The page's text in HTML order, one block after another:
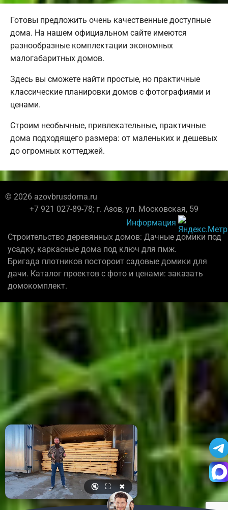
Готовы предложить очень качественные доступные
дома. На нашем официальном сайте имеются
разнообразные комплектации экономных
малогабаритных домов.
Здесь вы сможете найти простые, но практичные
классические планировки домов с фотографиями и
ценами.
Строим необычные, привлекательные, практичные
дома подходящего размера: от маленьких и дешевых
до огромных коттеджей.
© 2026 azovbrusdoma.ru
+7 921 027-89-78; г. Азов, ул. Московская, 59
Информация
Строительство деревянных домов: Дачные домики под
усадку, каркасные дома под ключ для пмж.
Бригада плотников постороит садовые домики для
дачи. Каталог проектов с фото и ценами: заказать
домокомплект.
🔇 ⛶ ✖